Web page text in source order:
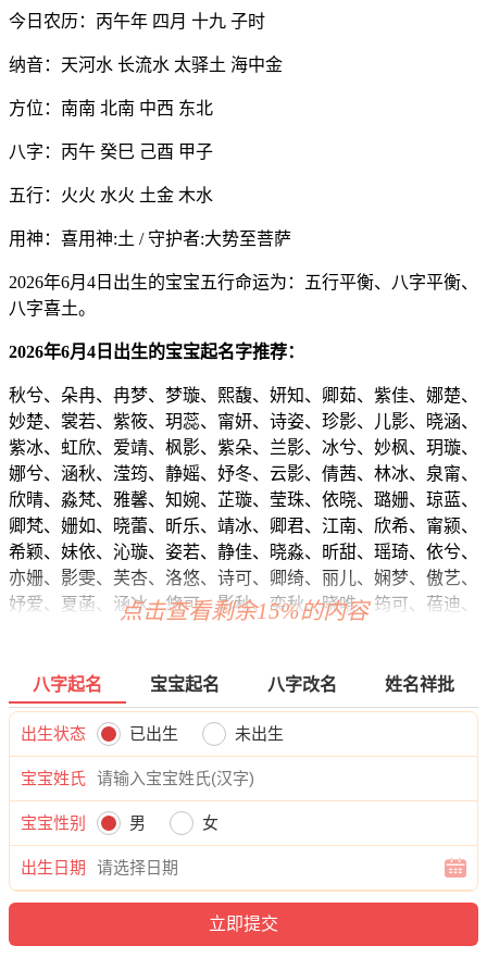
今日农历：丙午年 四月 十九 子时
纳音：天河水 长流水 太驿土 海中金
方位：南南 北南 中西 东北
八字：丙午 癸巳 己酉 甲子
五行：火火 水火 土金 木水
用神：喜用神:土 / 守护者:大势至菩萨
2026年6月4日出生的宝宝五行命运为：五行平衡、八字平衡、
八字喜土。
2026年6月4日出生的宝宝起名字推荐：
秋兮、朵冉、冉梦、梦璇、熙馥、妍知、卿茹、紫佳、娜楚、
妙楚、裳若、紫筱、玥蕊、甯妍、诗姿、珍影、儿影、晓涵、
紫冰、虹欣、爱靖、枫影、紫朵、兰影、冰兮、妙枫、玥璇、
娜兮、涵秋、滢筠、静媱、妤冬、云影、倩茜、林冰、泉甯、
欣晴、淼梵、雅馨、知婉、芷璇、莹珠、依晓、璐姗、琼蓝、
卿梵、姗如、晓蕾、昕乐、靖冰、卿君、江南、欣希、甯颍、
希颖、妹依、沁璇、姿若、静佳、晓淼、昕甜、瑶琦、依兮、
亦姗、影雯、芙杏、洛悠、诗可、卿绮、丽儿、娴梦、傲艺、
妤爱、夏菡、涵冰、悠可、影秋、奕秋、晓唯、筠可、蓓迪、
丽冉、娇涵、依唯、媛念、梦秋、蓓歆、颖可、又媱、璇虞、
欣涵、觅歆、影谷、慕滢、依碧、含静、晴奕、蓓虹、歆榆、
寻瑾、姿向、兮梓、瑾涵、颍知、艺靖、清娴、可佳、卿媛、
佳淼、馨歆、雅楚、云娴、妍儿、菡汐、妙甜、嫣澜、静璇、
映冰、知甯、甯丝、妹傲、江滢、诗妤、慧茹、蕾婷、妍奕、
丝虞、云芙、洛丽、泽璇、虹江、娇绮、佳芷、兮语、甯滢、
云悦、慧亦、兰南、兰珺、馨林、芷静、絮虹、媛俪、瑶淼、
雯冉、真兮。
点击查看剩余15%的内容
八字起名 宝宝起名 八字改名 姓名祥批
出生状态 已出生 未出生
宝宝姓氏
宝宝性别 男 女
出生日期